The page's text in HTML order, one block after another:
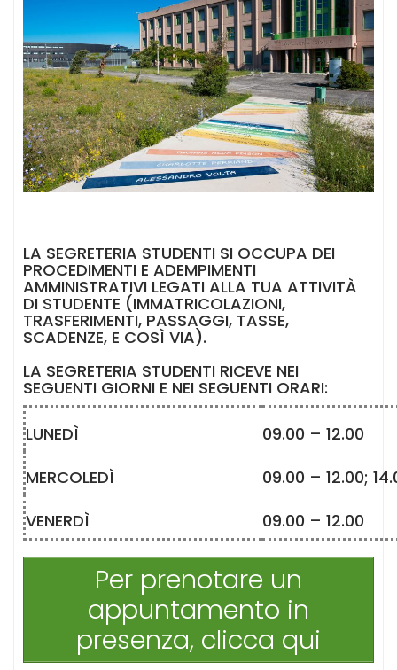
LA SEGRETERIA STUDENTI SI OCCUPA DEI
PROCEDIMENTI E ADEMPIMENTI
AMMINISTRATIVI LEGATI ALLA TUA ATTIVITÀ
DI STUDENTE (IMMATRICOLAZIONI,
TRASFERIMENTI, PASSAGGI, TASSE,
SCADENZE, E COSÌ VIA).
LA SEGRETERIA STUDENTI RICEVE NEI
SEGUENTI GIORNI E NEI SEGUENTI ORARI:
LUNEDÌ
09.00 – 12.00
MERCOLEDÌ
09.00 – 12.00;
VENERDÌ
09.00 – 12.00
Per prenotare un
appuntamento in
presenza, clicca qui